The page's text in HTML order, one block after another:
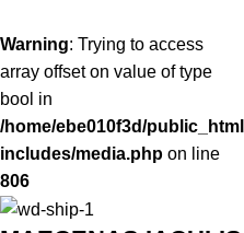
Warning: Trying to access
array offset on value of type
bool in
/home/ebe010f3d/
includes/media.php on line
806